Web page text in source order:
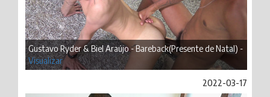
Gustavo Ryder & Biel Araújo - Bareback(Presente de Natal) -
Visualizar
2022-03-17